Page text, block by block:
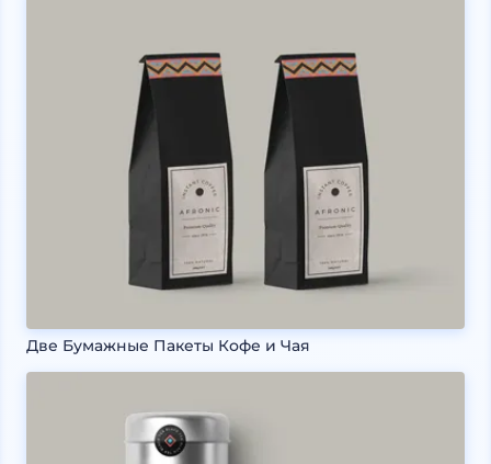
Две Бумажные Пакеты Кофе и Чая